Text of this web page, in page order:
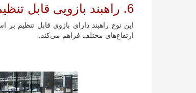
6. راهبند بازویی قابل تنظیم (Adjustable Arm Barrier):
این نوع راهبند دارای بازوی قابل تنظیم
ارتفاع‌های مختلف فراهم می‌کند.